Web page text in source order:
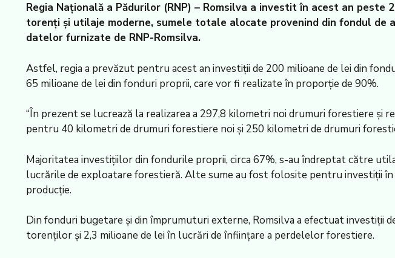
Regia Naţională a Pădurilor (RNP) – Romsilva a investit în acest an
torenţi şi utilaje moderne, sumele totale alocate provenind din fondul de
datelor furnizate de RNP-Romsilva.
Astfel, regia a prevăzut pentru acest an investiţii de 200 milioane de lei din
65 milioane de lei din fonduri proprii, care vor fi realizate în proporţie de 90%.
“În prezent se lucrează la realizarea a 297,8 kilometri noi drumuri forestiere
pentru 40 kilometri de drumuri forestiere noi şi 250 kilometri de drumuri
Majoritatea investiţiilor din fondurile proprii, circa 67%, s-au îndreptat către
lucrările de exploatare forestieră. Alte sume au fost folosite pentru investiţii în
producţie.
Din fonduri bugetare şi din împrumuturi externe, Romsilva a efectuat investiţii
torenţilor şi 2,3 milioane de lei în lucrări de înfiinţare a perdelelor forestiere.